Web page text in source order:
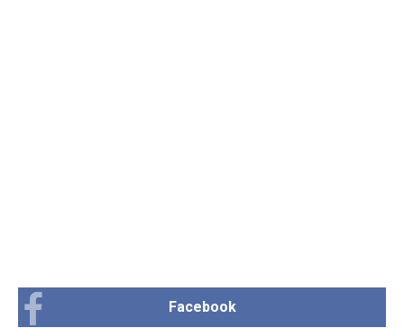
Facebook